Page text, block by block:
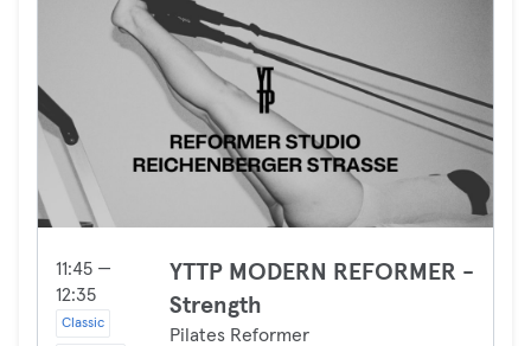
11:45 —
12:35
Classic
YTTP MODERN REFORMER -
Strength
Pilates Reformer